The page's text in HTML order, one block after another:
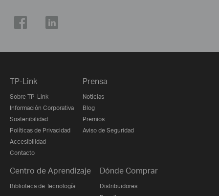
TP-Link
Sobre TP-Link
Información Corporativa
Sostenibilidad
Políticas de Privacidad
Accesibilidad
Contacto
Prensa
Noticias
Blog
Premios
Aviso de Seguridad
Centro de Aprendizaje
Biblioteca de Tecnología
Dónde Comprar
Distribuidores